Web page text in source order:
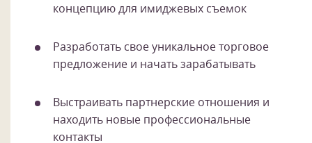
концепцию для имиджевых съемок
Разработать свое уникальное торговое
предложение и начать зарабатывать
Выстраивать партнерские отношения и
находить новые профессиональные
контакты
1/14